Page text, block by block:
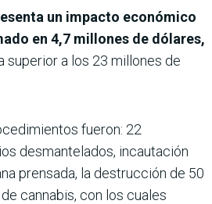
un impacto económico
en 4,7 millones de dólares,
superior a los 23 millones de
fueron: 22
desmantelados, incautación
prensada, la destrucción de 50
cannabis, con los cuales